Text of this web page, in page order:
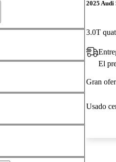
2025 Audi
3.0T
El
Gran
Usado